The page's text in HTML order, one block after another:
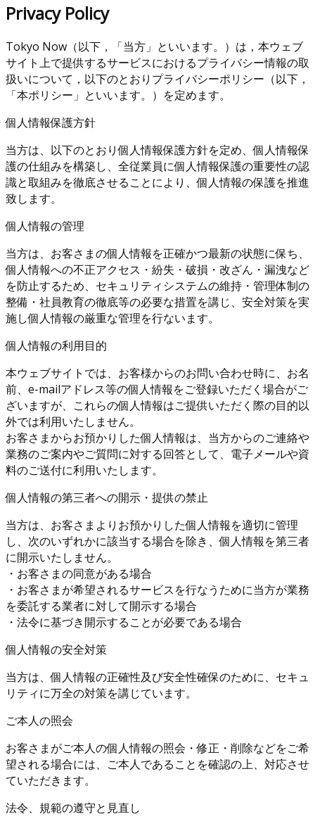
Privacy Policy
Tokyo Now（以下，「当方」といいます。）は，本ウェブ
サイト上で提供するサービスにおけるプライバシー情報の取
扱いについて，以下のとおりプライバシーポリシー（以下，
「本ポリシー」といいます。）を定めます。
個人情報保護方針
当方は、以下のとおり個人情報保護方針を定め、個人情報保
護の仕組みを構築し、全従業員に個人情報保護の重要性の認
識と取組みを徹底させることにより、個人情報の保護を推進
致します。
個人情報の管理
当方は、お客さまの個人情報を正確かつ最新の状態に保ち、
個人情報への不正アクセス・紛失・破損・改ざん・漏洩など
を防止するため、セキュリティシステムの維持・管理体制の
整備・社員教育の徹底等の必要な措置を講じ、安全対策を実
施し個人情報の厳重な管理を行ないます。
個人情報の利用目的
本ウェブサイトでは、お客様からのお問い合わせ時に、お名
前、e-mailアドレス等の個人情報をご登録いただく場合がご
ざいますが、これらの個人情報はご提供いただく際の目的以
外では利用いたしません。
お客さまからお預かりした個人情報は、当方からのご連絡や
業務のご案内やご質問に対する回答として、電子メールや資
料のご送付に利用いたします。
個人情報の第三者への開示・提供の禁止
当方は、お客さまよりお預かりした個人情報を適切に管理
し、次のいずれかに該当する場合を除き、個人情報を第三者
に開示いたしません。
・お客さまの同意がある場合
・お客さまが希望されるサービスを行なうために当方が業務
を委託する業者に対して開示する場合
・法令に基づき開示することが必要である場合
個人情報の安全対策
当方は、個人情報の正確性及び安全性確保のために、セキュ
リティに万全の対策を講じています。
ご本人の照会
お客さまがご本人の個人情報の照会・修正・削除などをご希
望される場合には、ご本人であることを確認の上、対応させ
ていただきます。
法令、規範の遵守と見直し